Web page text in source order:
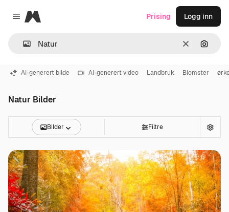
Close menu
Magnific
Slett Søk
Prising Logg inn
AI-generert bilde AI-generert video Landbruk Blomster
Natur Bilder
Bilder Filtre